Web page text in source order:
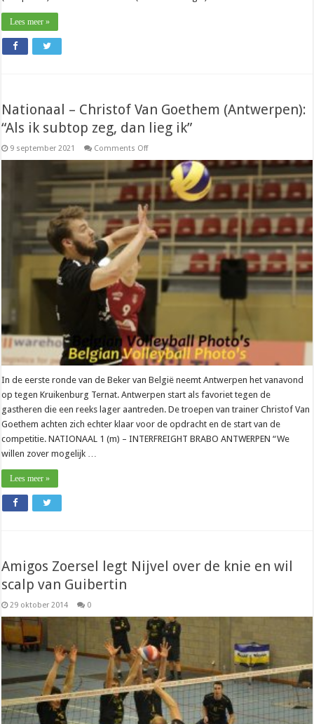
Lees meer »
Nationaal – Christof Van Goethem (Antwerpen):
“Als ik subtop zeg, dan lieg ik”
9 september 2021 Comments Offon
–
Christof
Van
Goethem
(Antwerpen):
“Als
ik
subtop
zeg,
dan
lieg
In de eerste ronde van de Beker van België neemt Antwerpen het vanavond
op tegen Kruikenburg Ternat. Antwerpen start als favoriet tegen de
gastheren die een reeks lager aantreden. De troepen van trainer Christof Van
Goethem achten zich echter klaar voor de opdracht en de start van de
competitie. NATIONAAL 1 (m) – INTERFREIGHT BRABO ANTWERPEN “We
willen zover mogelijk …
Lees meer »
Amigos Zoersel legt Nijvel over de knie en wil
scalp van Guibertin
29 oktober 2014 0